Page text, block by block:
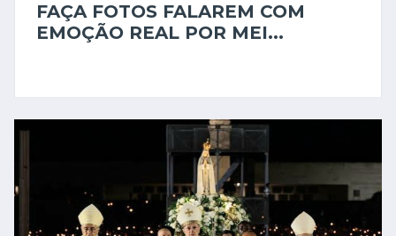
FAÇA FOTOS FALAREM COM
EMOÇÃO REAL POR MEI...